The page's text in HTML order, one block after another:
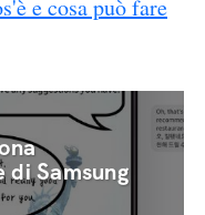
e cosa può fare
di Samsung